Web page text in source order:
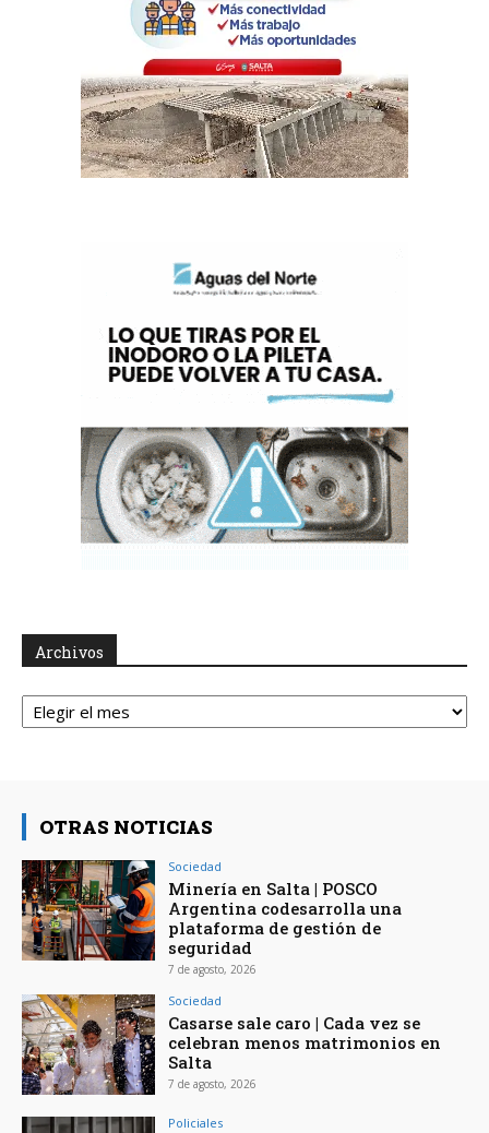
Archivos
Archivos
OTRAS NOTICIAS
Sociedad
Minería en Salta | POSCO
Argentina codesarrolla una
plataforma de gestión de
seguridad
7 de agosto, 2026
Sociedad
Casarse sale caro | Cada vez se
celebran menos matrimonios en
Salta
7 de agosto, 2026
Policiales